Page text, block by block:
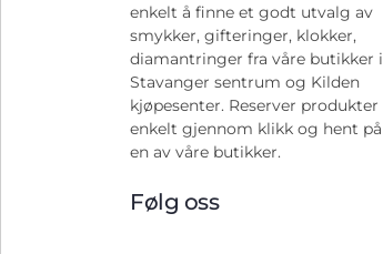
enkelt å finne et godt utvalg av
smykker, gifteringer, klokker,
diamantringer fra våre butikker i
Stavanger sentrum og Kilden
kjøpesenter. Reserver produkter
enkelt gjennom klikk og hent på
en av våre butikker.
Følg oss